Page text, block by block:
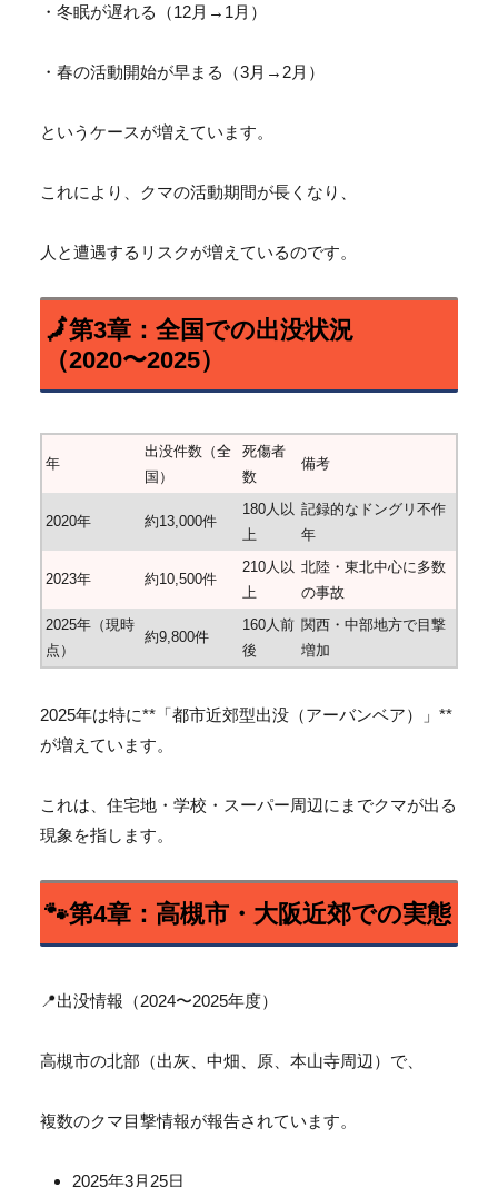
・冬眠が遅れる（12月→1月）
・春の活動開始が早まる（3月→2月）
というケースが増えています。
これにより、クマの活動期間が長くなり、
人と遭遇するリスクが増えているのです。
🗾第3章：全国での出没状況
（2020〜2025）
年
出没件数（全
国）
死傷者
数
備考
2020年 約13,000件
180人以
上
記録的なドングリ不作
年
2023年 約10,500件
210人以
上
北陸・東北中心に多数
の事故
2025年（現時
点）
約9,800件
160人前
後
関西・中部地方で目撃
増加
2025年は特に**「都市近郊型出没（アーバンベア）」**
が増えています。
これは、住宅地・学校・ スーパー周辺にまでクマが出る
現象を指します。
🐾第4章：高槻市・大阪近郊での実態
📍出没情報（2024〜2025年度）
高槻市の北部（出灰、中畑、原、本山寺周辺）で、
複数のクマ目撃情報が報告されています。
2025年3月25日